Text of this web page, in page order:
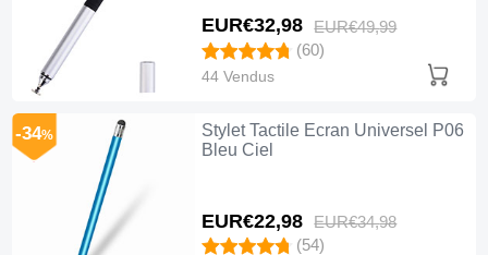
EUR€32,98 EUR€49,99
(60)
44 Vendus
Stylet Tactile Ecran Universel P06
Bleu Ciel
EUR€22,98 EUR€34,98
-34%
(54)